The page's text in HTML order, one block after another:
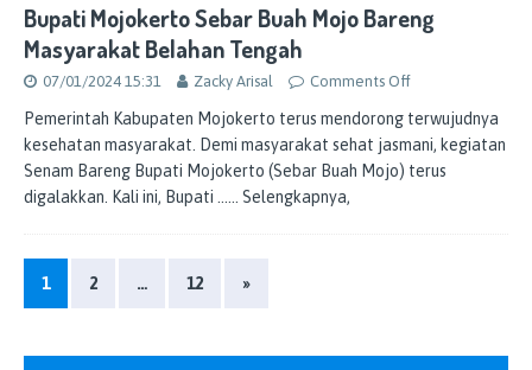
Bupati Mojokerto Sebar Buah Mojo Bareng
Masyarakat Belahan Tengah
07/01/2024 15:31 Zacky Arisal Comments Off
Pemerintah Kabupaten Mojokerto terus mendorong terwujudnya
kesehatan masyarakat. Demi masyarakat sehat jasmani, kegiatan
Senam Bareng Bupati Mojokerto (Sebar Buah Mojo) terus
digalakkan. Kali ini, Bupati
…… Selengkapnya,
1 2 … 12 »